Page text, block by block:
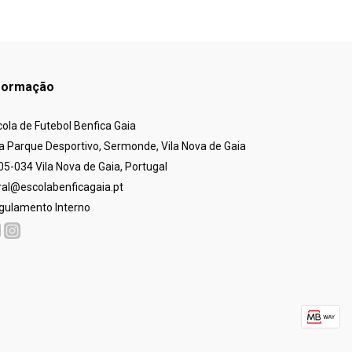
de Futebol Benfica Gaia
Parque Desportivo, Sermonde, Vila Nova de Gaia
034 Vila Nova de Gaia, Portugal
Interno